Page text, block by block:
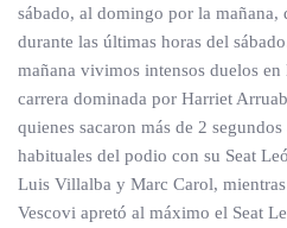
sábado, al domingo por la
durante las últimas horas del
mañana vivimos intensos duelos
carrera dominada por Harriet
quienes sacaron más de 2
habituales del podio con su Seat
Luis Villalba y Marc Carol,
Vescovi apretó al máximo el Seat